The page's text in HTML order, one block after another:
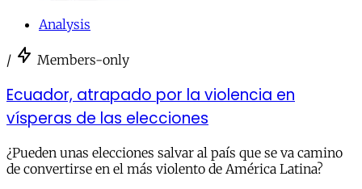
Analysis
/ Members-only
Ecuador, atrapado por la violencia en
vísperas de las elecciones
¿Pueden unas elecciones salvar al país que se va camino
de convertirse en el más violento de América Latina?